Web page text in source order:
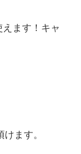
ます！キャ
ます。